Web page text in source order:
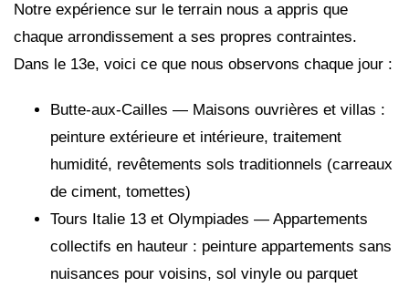
Notre expérience sur le terrain nous a appris que
chaque arrondissement a ses propres contraintes.
Dans le 13e, voici ce que nous observons chaque jour :
Butte-aux-Cailles — Maisons ouvrières et villas :
peinture extérieure et intérieure, traitement
humidité, revêtements sols traditionnels (carreaux
de ciment, tomettes)
Tours Italie 13 et Olympiades — Appartements
collectifs en hauteur : peinture appartements sans
nuisances pour voisins, sol vinyle ou parquet